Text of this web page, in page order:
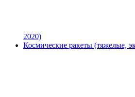
2020)
Космические ракеты (тяжелые,